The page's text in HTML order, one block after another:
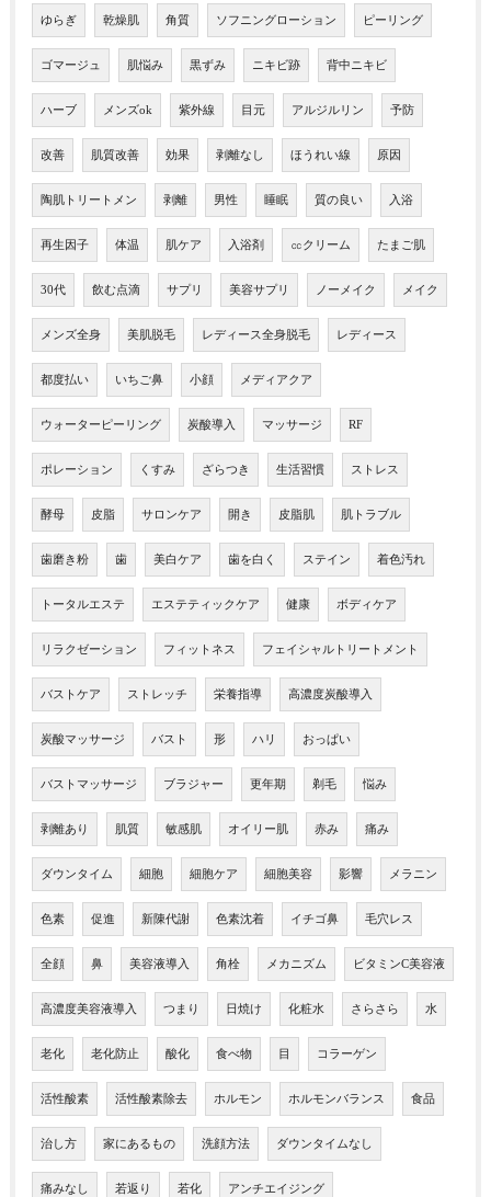
ゆらぎ 乾燥肌 角質 ソフニングローション ピーリング
ゴマージュ 肌悩み 黒ずみ ニキビ跡 背中ニキビ
ハーブ メンズok 紫外線 目元 アルジルリン 予防
改善 肌質改善 効果 剥離なし ほうれい線 原因
陶肌トリートメン 剥離 男性 睡眠 質の良い 入浴
再生因子 体温 肌ケア 入浴剤 ㏄クリーム たまご肌
30代 飲む点滴 サプリ 美容サプリ ノーメイク メイク
メンズ全身 美肌脱毛 レディース全身脱毛 レディース
都度払い いちご鼻 小顔 メディアクア
ウォーターピーリング 炭酸導入 マッサージ RF
ポレーション くすみ ざらつき 生活習慣 ストレス
酵母 皮脂 サロンケア 開き 皮脂肌 肌トラブル
歯磨き粉 歯 美白ケア 歯を白く ステイン 着色汚れ
トータルエステ エステティックケア 健康 ボディケア
リラクゼーション フィットネス フェイシャルトリートメント
バストケア ストレッチ 栄養指導 高濃度炭酸導入
炭酸マッサージ バスト 形 ハリ おっぱい
バストマッサージ ブラジャー 更年期 剃毛 悩み
剥離あり 肌質 敏感肌 オイリー肌 赤み 痛み
ダウンタイム 細胞 細胞ケア 細胞美容 影響 メラニン
色素 促進 新陳代謝 色素沈着 イチゴ鼻 毛穴レス
全顔 鼻 美容液導入 角栓 メカニズム ビタミンC美容液
高濃度美容液導入 つまり 日焼け 化粧水 さらさら 水
老化 老化防止 酸化 食べ物 目 コラーゲン
活性酸素 活性酸素除去 ホルモン ホルモンバランス 食品
治し方 家にあるもの 洗顔方法 ダウンタイムなし
痛みなし 若返り 若化 アンチエイジング